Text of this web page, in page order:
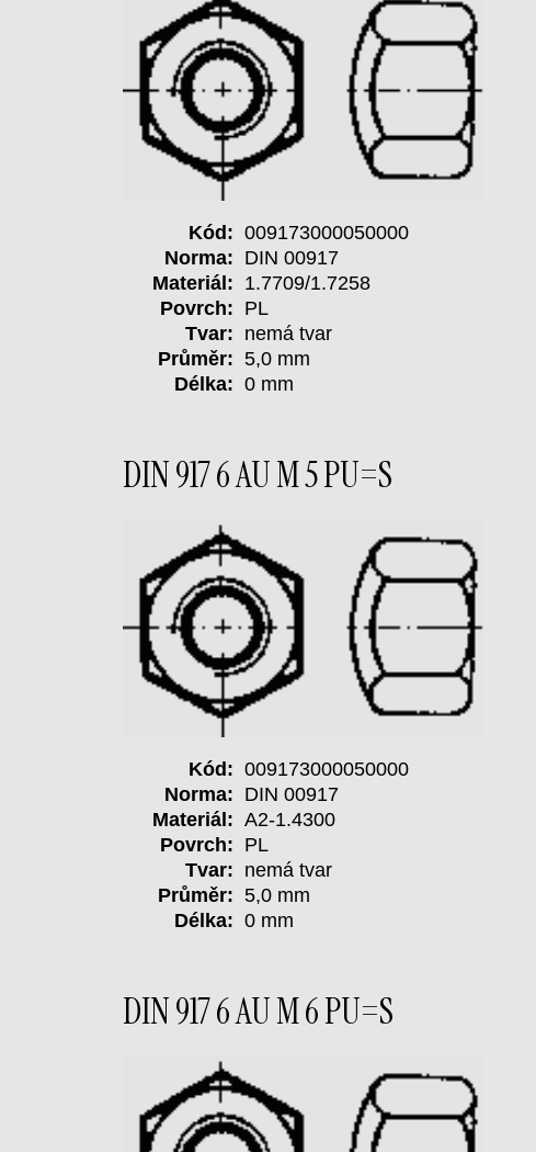
Kód: 009173000050000
Norma: DIN 00917
Materiál: 1.7709/1.7258
Povrch: PL
Tvar: nemá tvar
Průměr: 5,0 mm
Délka: 0 mm
DIN 917 6 AU M 5 PU=S
Kód: 009173000050000
Norma: DIN 00917
Materiál: A2-1.4300
Povrch: PL
Tvar: nemá tvar
Průměr: 5,0 mm
Délka: 0 mm
DIN 917 6 AU M 6 PU=S